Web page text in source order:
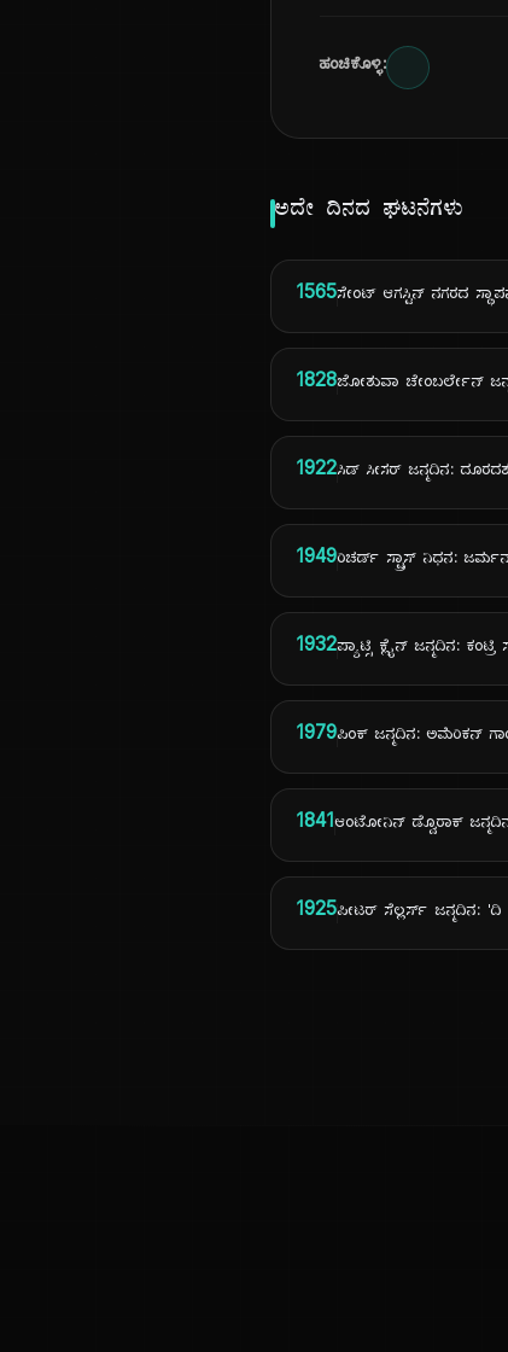
ಹಂಚಿಕೊಳ್ಳಿ:
ಅದೇ ದಿನದ ಘಟನೆಗಳು
1565ಸೇಂಟ್ ಆಗಸ್ಟಿನ್ ನಗರದ
1828ಜೋಶುವಾ ಚೇಂಬರ್ಲೇನ್
1922ಸಿಡ್ ಸೀಸರ್ ಜನ್ಮದಿನ:
1949ರಿಚರ್ಡ್ ಸ್ಟ್ರಾಸ್ ನಿಧನ:
1932ಪ್ಯಾಟ್ಸಿ ಕ್ಲೈನ್ ಜನ್ಮದಿನ:
1979ಪಿಂಕ್ ಜನ್ಮದಿನ: ಅಮೆರಿಕನ್
1841ಆಂಟೋನಿನ್ ಡ್ವೊರಾಕ್
1925ಪೀಟರ್ ಸೆಲ್ಲರ್ಸ್ ಜನ್ಮದಿನ: